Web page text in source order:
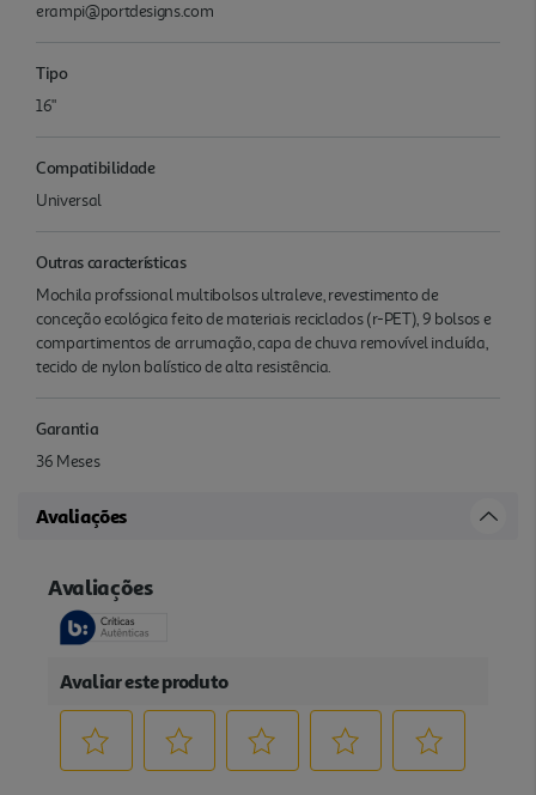
erampi@portdesigns.com
Tipo
16"
Compatibilidade
Universal
Outras características
Mochila profssional multibolsos ultraleve, revestimento de
conceção ecológica feito de materiais reciclados (r-PET), 9 bolsos e
compartimentos de arrumação, capa de chuva removível incluída,
tecido de nylon balístico de alta resistência.
Garantia
36 Meses
Avaliações